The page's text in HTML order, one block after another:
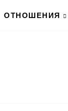
ОТНОШЕНИЯ